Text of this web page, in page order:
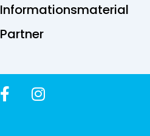
Informations­material
Partner